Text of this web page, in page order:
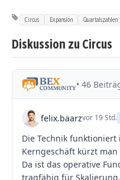
Circus Expansion Quartalszahlen
Diskussion zu Circus